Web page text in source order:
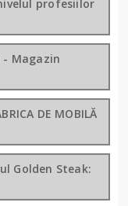
profesiilor
Magazin
DE MOBILĂ
Golden Steak: